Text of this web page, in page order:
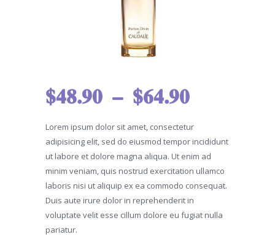
$48.90 – $64.90
de
prix :
$48.90
à
$64.90
Lorem ipsum dolor sit amet, consectetur
adipisicing elit, sed do eiusmod tempor incididunt
ut labore et dolore magna aliqua. Ut enim ad
minim veniam, quis nostrud exercitation ullamco
laboris nisi ut aliquip ex ea commodo consequat.
Duis aute irure dolor in reprehenderit in
voluptate velit esse cillum dolore eu fugiat nulla
pariatur.